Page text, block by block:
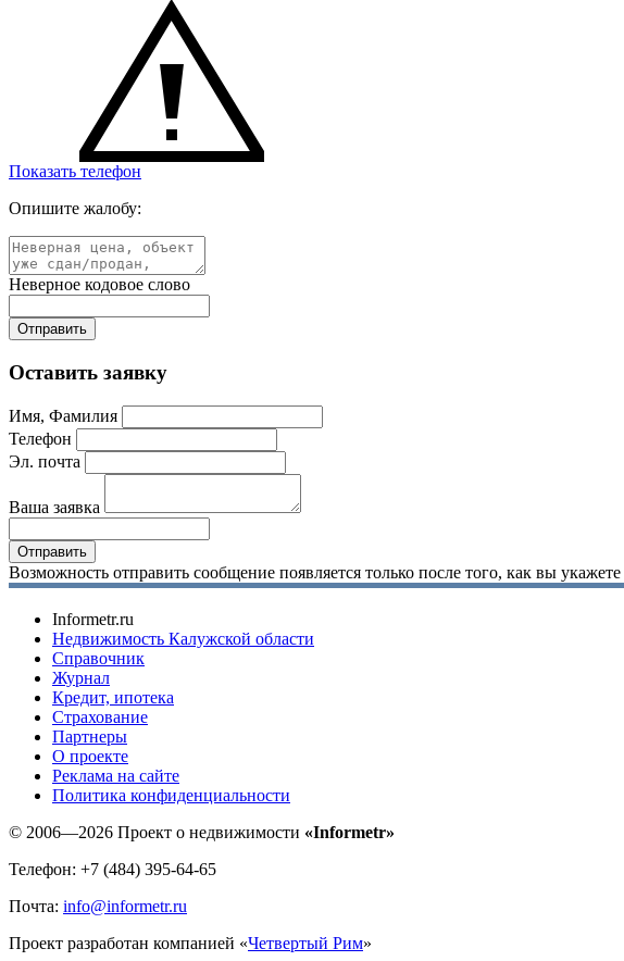
Показать телефон
Опишите жалобу:
Неверное кодовое слово
Оставить заявку
Имя, Фамилия
Телефон
Эл. почта
Ваша заявка
Возможность отправить сообщение появляется только после того, как вы
Informetr.ru
Недвижимость Калужской области
Справочник
Журнал
Кредит, ипотека
Страхование
Партнеры
O проекте
Реклама на сайте
Политика конфиденциальности
© 2006—2026 Проект о недвижимости «Informetr»
Телефон: +7 (484) 395-64-65
Почта: info@informetr.ru
Проект разработан компанией «Четвертый Рим»